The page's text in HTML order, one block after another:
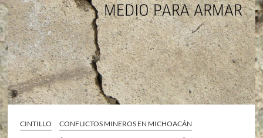
CINTILLO
CONFLICTOS MINEROS EN MICHOACÁN